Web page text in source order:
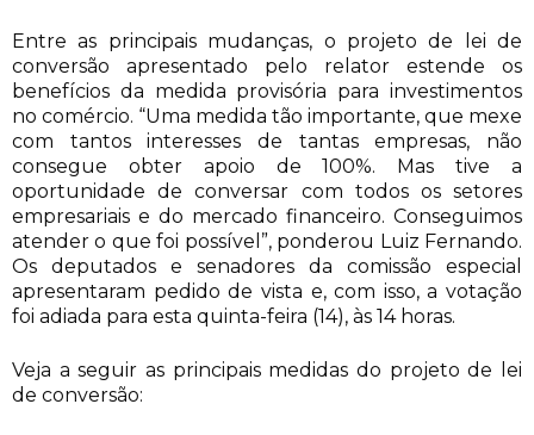
Entre as principais mudanças, o projeto de lei de
conversão apresentado pelo relator estende os
benefícios da medida provisória para investimentos
no comércio. “Uma medida tão importante, que mexe
com tantos interesses de tantas empresas, não
consegue obter apoio de 100%. Mas tive a
oportunidade de conversar com todos os setores
empresariais e do mercado financeiro. Conseguimos
atender o que foi possível”, ponderou Luiz Fernando.
Os deputados e senadores da comissão especial
apresentaram pedido de vista e, com isso, a votação
foi adiada para esta quinta-feira (14), às 14 horas.
Veja a seguir as principais medidas do projeto de lei
de conversão: